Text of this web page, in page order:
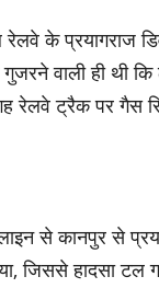
रेलवे के
वाली ही थी
रेलवे ट्रैक पर गैस
से कानपुर से
जिससे हादसा टल